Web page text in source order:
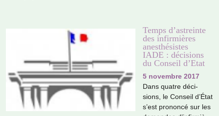
Temps d’astreinte
des infirmières
anesthésistes
IADE : décisions
du Conseil d’Etat
5 novembre 2017
Dans quatre déci­
sions, le Conseil d’État
s’est pro­noncé sur les